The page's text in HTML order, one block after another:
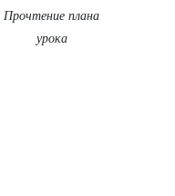
Прочтение плана
урока